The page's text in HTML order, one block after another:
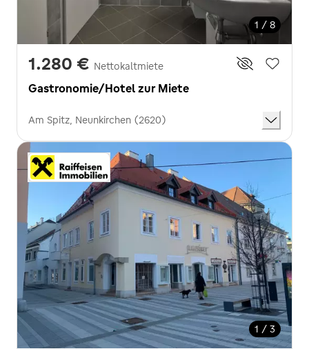
1 / 8
1.280 € Nettokaltmiete
Gastronomie/Hotel zur Miete
Am Spitz, Neunkirchen (2620)
1 / 3